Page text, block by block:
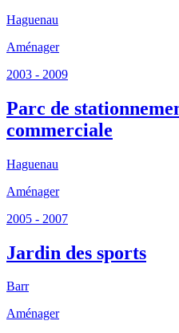
Haguenau
Aménager
2003 - 2009
Parc de
commerciale
Haguenau
Aménager
2005 - 2007
Jardin des sports
Barr
Aménager